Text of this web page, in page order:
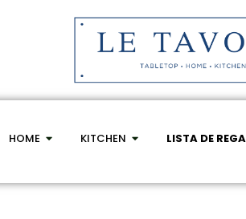
HOME KITCHEN LISTA DE